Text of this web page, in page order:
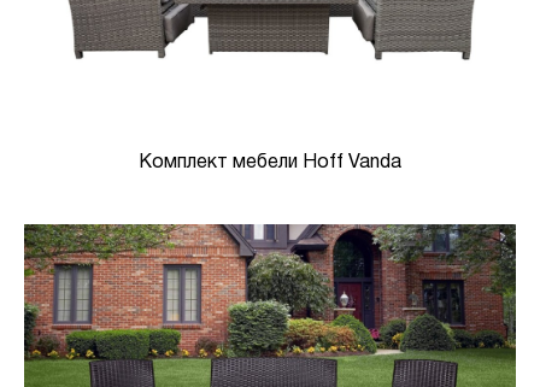
Комплект мебели Hoff Vanda